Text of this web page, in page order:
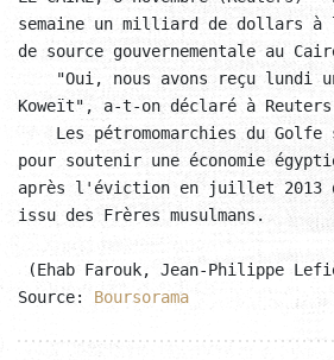
semaine un milliard de dollars
de source gouvernementale au
"Oui, nous avons reçu lundi
Koweït", a-t-on déclaré à
Les pétromomarchies du
pour soutenir une économie
après l'éviction en juillet 2013
issu des Frères musulmans.
(Ehab Farouk, Jean-Philippe
Source: Boursorama